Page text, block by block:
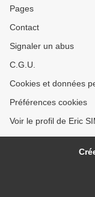
Pages
Contact
Signaler un abus
C.G.U.
Cookies et données
Préférences cookies
Voir le profil de Eric